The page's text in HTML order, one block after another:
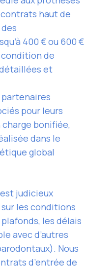
haut de
400 € ou 600 €
condition de
et
pour leurs
charge bonifiée,
dans le
global
judicieux
les conditions
plafonds, les délais
avec d’autres
Nous
d’entrée de